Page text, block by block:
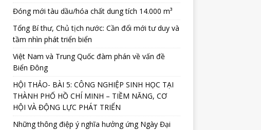
Đóng mới tàu dầu/hóa chất dung tích 14.000 m³
Tổng Bí thư, Chủ tịch nước: Cần đổi mới tư duy và
tầm nhìn phát triển biển
Việt Nam và Trung Quốc đàm phán về vấn đề
Biển Đông
HỘI THẢO- BÀI 5: CÔNG NGHIỆP SINH HỌC TẠI
THÀNH PHỐ HỒ CHÍ MINH – TIỀM NĂNG, CƠ
HỘI VÀ ĐỘNG LỰC PHÁT TRIỂN
Những thông điệp ý nghĩa hưởng ứng Ngày Đại